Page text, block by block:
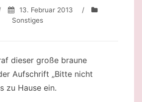
13. Februar 2013
/
Sonstiges
dieser große braune
Aufschrift „Bitte nicht
zu Hause ein.